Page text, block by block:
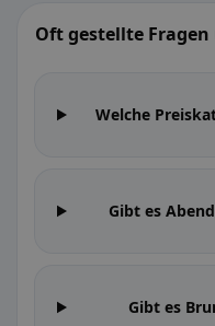
Oft gestellte
Welche
Gibt es
Gibt es